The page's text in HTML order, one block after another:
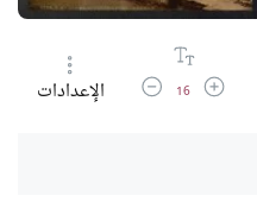
زيادة حجم الخط
16 تقليل حجم الخط
الإعدادات